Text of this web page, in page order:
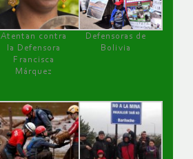
Atentan contra
la Defensora
Francisca
Márquez
Defensoras de
Bolivia